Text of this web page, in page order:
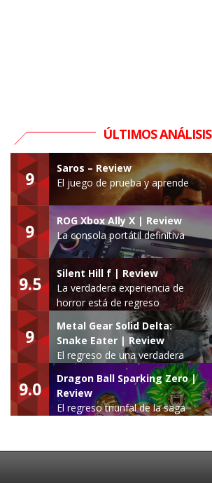
ÚLTIMOS ANÁLISIS
9
Saros – Review
El juego de prueba y aprende
9
ROG Xbox Ally X | Review
La consola portátil definitiva
9.5
Silent Hill f | Review
La verdadera experiencia de
horror está de regreso
9
Metal Gear Solid Delta:
Snake Eater | Review
El regreso de una verdadera
leyenda
9.0
Dragon Ball Sparking Zero |
Review
El regreso triunfal de la saga